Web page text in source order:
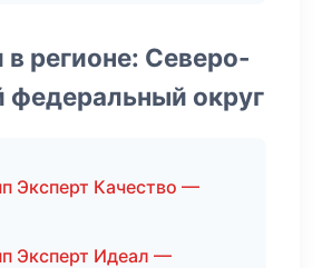
регионе: Северо-
федеральный округ
Эксперт Качество —
Эксперт Идеал —